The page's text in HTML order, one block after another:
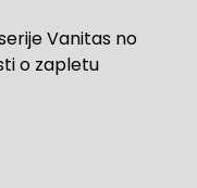
Vanitas no
o zapletu